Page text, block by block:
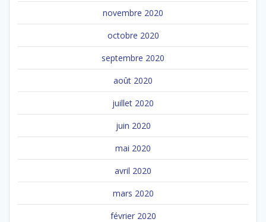
novembre 2020
octobre 2020
septembre 2020
août 2020
juillet 2020
juin 2020
mai 2020
avril 2020
mars 2020
février 2020